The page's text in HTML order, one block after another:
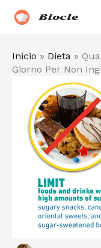
Biocle
Inicio » Dieta »
Giorno Per Non